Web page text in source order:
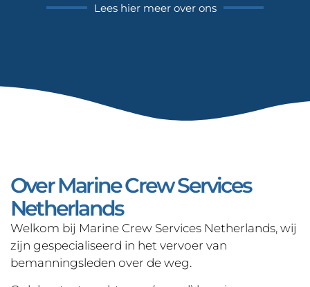
Lees hier meer over ons
Over Marine Crew Services
Netherlands
Welkom bij Marine Crew Services Netherlands, wij
zijn gespecialiseerd in het vervoer van
bemanningsleden over de weg.